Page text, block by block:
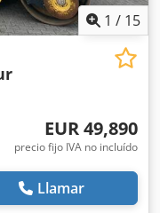
1 / 15
EUR 49,890
precio fijo IVA no incluído
Llamar